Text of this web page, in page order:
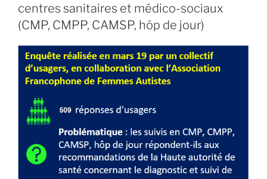
centres sanitaires et médico-sociaux
(CMP, CMPP, CAMSP, hôp de jour)